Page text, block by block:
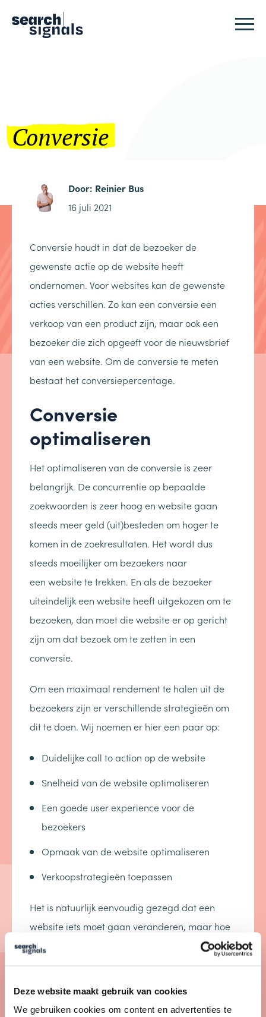
Deze website maakt gebruik van cookies
We gebruiken cookies om content en advertenties te
Conversie
Door: Reinier Bus
16 juli 2021
Conversie houdt in dat de bezoeker de
gewenste actie op de website heeft
ondernomen. Voor websites kan de gewenste
acties verschillen. Zo kan een conversie een
verkoop van een product zijn, maar ook een
bezoeker die zich opgeeft voor de nieuwsbrief
van een website. Om de conversie te meten
bestaat het conversiepercentage.
Conversie
optimaliseren
Het optimaliseren van de conversie is zeer
belangrijk. De concurrentie op bepaalde
zoekwoorden is zeer hoog en website gaan
steeds meer geld (uit)besteden om hoger te
komen in de zoekresultaten. Het wordt dus
steeds moeilijker om bezoekers naar
een website te trekken. En als de bezoeker
uiteindelijk een website heeft uitgekozen om te
bezoeken, dan moet die website er op gericht
zijn om dat bezoek om te zetten in een
conversie.
Om een maximaal rendement te halen uit de
bezoekers zijn er verschillende strategieën om
dit te doen. Wij noemen er hier een paar op:
Duidelijke call to action op de website
Snelheid van de website optimaliseren
Een goede user experience voor de
bezoekers
Opmaak van de website optimaliseren
Verkoopstrategieën toepassen
Het is natuurlijk eenvoudig gezegd dat een
website iets moet gaan veranderen, maar hoe
weet je wanneer iets werkt? Dit kan door